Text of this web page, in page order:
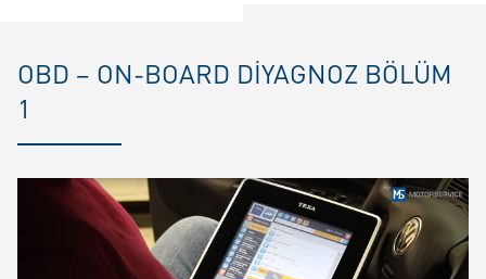
OBD – ON-BOARD DIYAGNOZ BÖLÜM
1